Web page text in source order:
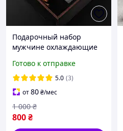
Подарочный набор
мужчине охлаждающие
виски Bohemia Quadro
340 мл
Готово к отправке
5.0 (3)
от80₴/мес
800₴
1 000 ₴